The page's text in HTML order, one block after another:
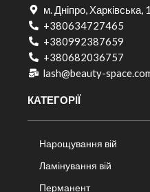
м. Дніпро, Харківська,
+380634727465
+380992387659
+380682036757​
lash@beauty-
КАТЕГОРІЇ
Нарощування вій
Ламінування вій
Перманент